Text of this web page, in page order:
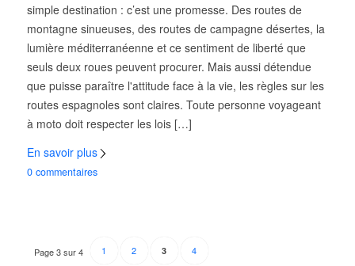
simple destination : c’est une promesse. Des routes de
montagne sinueuses, des routes de campagne désertes, la
lumière méditerranéenne et ce sentiment de liberté que
seuls deux roues peuvent procurer. Mais aussi détendue
que puisse paraître l'attitude face à la vie, les règles sur les
routes espagnoles sont claires. Toute personne voyageant
à moto doit respecter les lois […]
En savoir plus
0 commentaires
Page 3 sur 4 1 2 3 4